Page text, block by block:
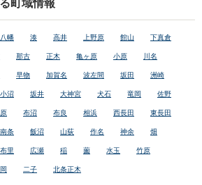
町域情報
八幡 湊 高井 上野原 館山 下真倉
那古 正木 亀ヶ原 小原 川名
早物 加賀名 波左間 坂田 洲崎
小沼 坂井 大神宮 犬石 竜岡 佐野
布沼 布良 相浜 西長田 東長田
南条 飯沼 山荻 作名 神余 畑
里 広瀬 稲 薗 水玉 竹原
二子 北条正木